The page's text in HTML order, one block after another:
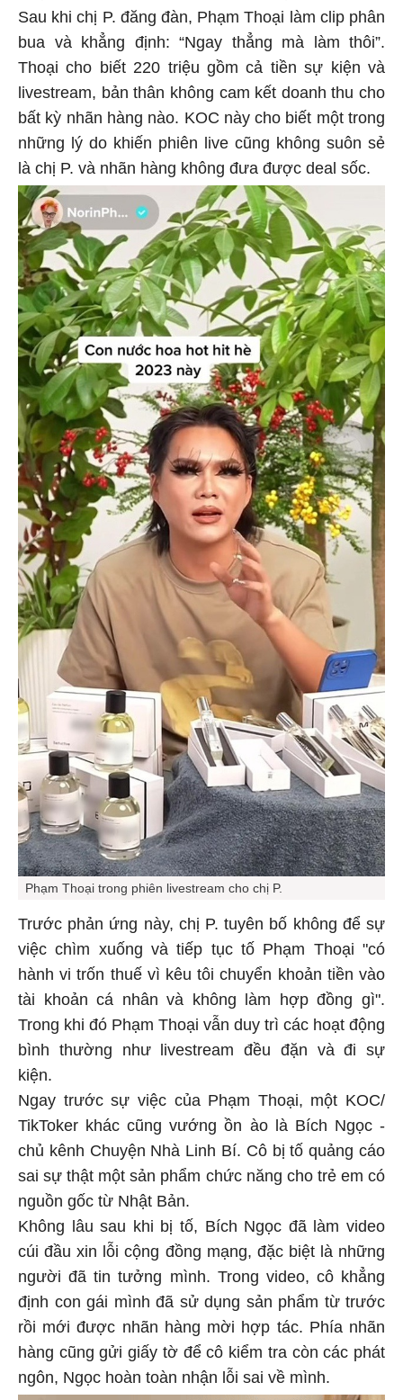
Sau khi chị P. đăng đàn, Phạm Thoại làm clip phân
bua và khẳng định: “Ngay thẳng mà làm thôi”.
Thoại cho biết 220 triệu gồm cả tiền sự kiện và
livestream, bản thân không cam kết doanh thu cho
bất kỳ nhãn hàng nào. KOC này cho biết một trong
những lý do khiến phiên live cũng không suôn sẻ
là chị P. và nhãn hàng không đưa được deal sốc.
Phạm Thoại trong phiên livestream cho chị P.
Trước phản ứng này, chị P. tuyên bố không để sự
việc chìm xuống và tiếp tục tố Phạm Thoại "có
hành vi trốn thuế vì kêu tôi chuyển khoản tiền vào
tài khoản cá nhân và không làm hợp đồng gì".
Trong khi đó Phạm Thoại vẫn duy trì các hoạt động
bình thường như livestream đều đặn và đi sự
kiện.
Ngay trước sự việc của Phạm Thoại, một KOC/
TikToker khác cũng vướng ồn ào là Bích Ngọc -
chủ kênh Chuyện Nhà Linh Bí. Cô bị tố quảng cáo
sai sự thật một sản phẩm chức năng cho trẻ em có
nguồn gốc từ Nhật Bản.
Không lâu sau khi bị tố, Bích Ngọc đã làm video
cúi đầu xin lỗi cộng đồng mạng, đặc biệt là những
người đã tin tưởng mình. Trong video, cô khẳng
định con gái mình đã sử dụng sản phẩm từ trước
rồi mới được nhãn hàng mời hợp tác. Phía nhãn
hàng cũng gửi giấy tờ để cô kiểm tra còn các phát
ngôn, Ngọc hoàn toàn nhận lỗi sai về mình.